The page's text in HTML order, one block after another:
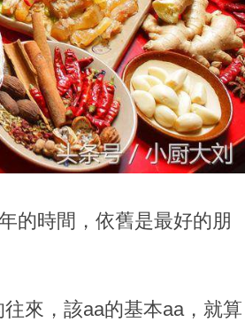
的時間，依舊是最好的朋
來，該aa的基本aa，就算